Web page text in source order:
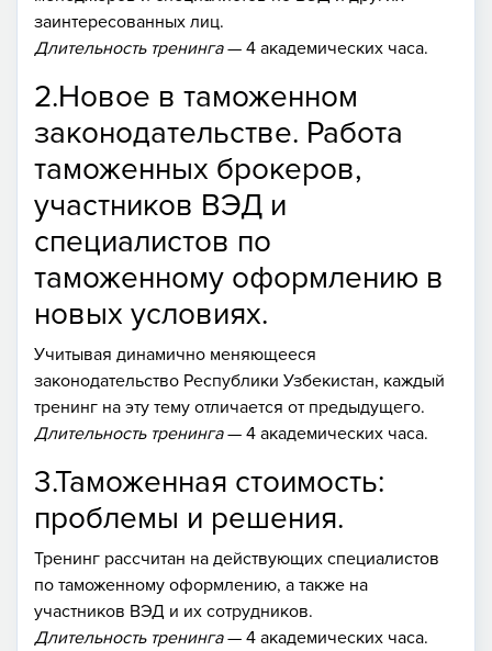
заинтересованных лиц.
Длительность тренинга— 4 академических часа.
2.Новое в таможенном
законодательстве. Работа
таможенных брокеров,
участников ВЭД и
специалистов по
таможенному оформлению в
новых условиях.
Учитывая динамично меняющееся
законодательство Республики Узбекистан, каждый
тренинг на эту тему отличается от предыдущего.
Длительность тренинга— 4 академических часа.
3.Таможенная стоимость:
проблемы и решения.
Тренинг рассчитан на действующих специалистов
по таможенному оформлению, а также на
участников ВЭД и их сотрудников.
Длительность тренинга— 4 академических часа.